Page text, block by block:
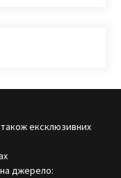
ексклюзивних
джерело: